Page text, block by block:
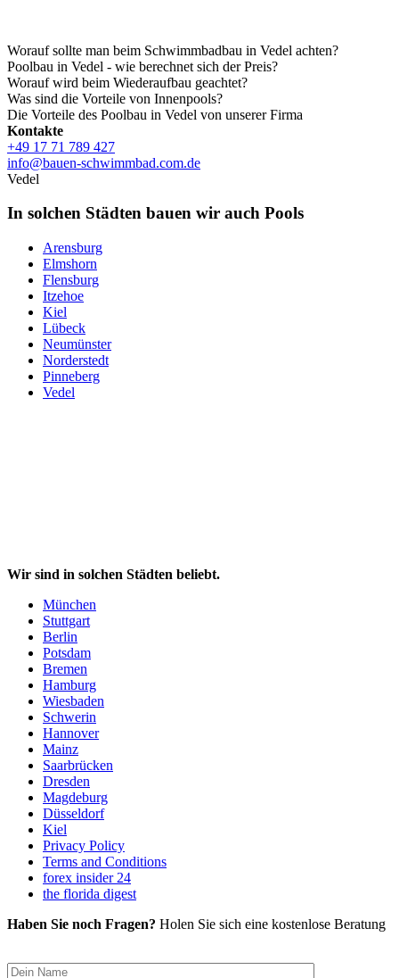
Worauf sollte man beim Schwimmbadbau in Vedel achten?
Poolbau in Vedel - wie berechnet sich der Preis?
Worauf wird beim Wiederaufbau geachtet?
Was sind die Vorteile von Innenpools?
Die Vorteile des Poolbau in Vedel von unserer Firma
Kontakte
+49 17 71 789 427
info@bauen-schwimmbad.com.de
Vedel
In solchen Städten bauen wir auch Pools
Arensburg
Elmshorn
Flensburg
Itzehoe
Kiel
Lübeck
Neumünster
Norderstedt
Pinneberg
Vedel
Wir sind in solchen Städten beliebt.
München
Stuttgart
Berlin
Potsdam
Bremen
Hamburg
Wiesbaden
Schwerin
Hannover
Mainz
Saarbrücken
Dresden
Magdeburg
Düsseldorf
Kiel
Privacy Policy
Terms and Conditions
forex insider 24
the florida digest
Haben Sie noch Fragen? Holen Sie sich eine kostenlose Beratung